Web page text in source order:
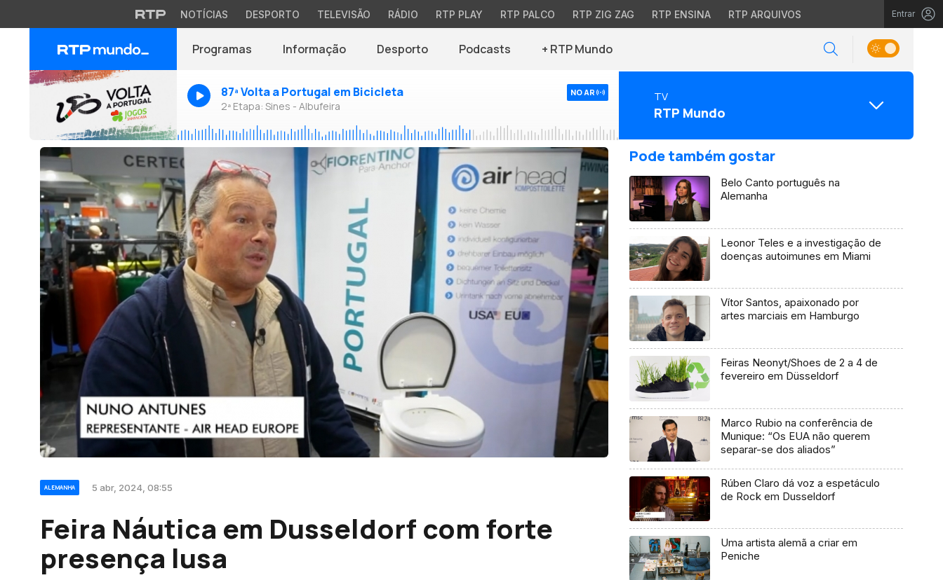
NOTÍCIAS DESPORTO TELEVISÃO RÁDIO RTP PLAY RTP PALCO RTP ZIG ZAG RTP ENSINA RTP ARQUIVOS Entrar
Programas Informação Desporto Podcasts + RTP Mundo
87ª Volta a Portugal em Bicicleta
2ª Etapa: Sines - Albufeira
NO AR TV
RTP Mundo
ALEMANHA 5 abr, 2024, 08:55
Feira Náutica em Dusseldorf com forte
presença lusa
Pode também gostar
Belo Canto português na
Alemanha
Leonor Teles e a investigação de
doenças autoimunes em Miami
Vítor Santos, apaixonado por
artes marciais em Hamburgo
Feiras Neonyt/Shoes de 2 a 4 de
fevereiro em Düsseldorf
Marco Rubio na conferência de
Munique: “Os EUA não querem
separar-se dos aliados”
Rúben Claro dá voz a espetáculo
de Rock em Dusseldorf
Uma artista alemã a criar em
Peniche